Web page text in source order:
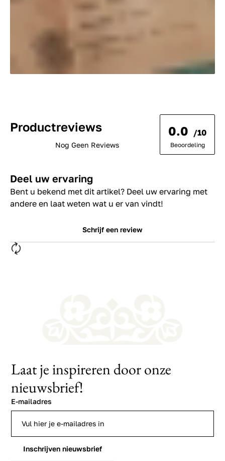
Productreviews
Nog Geen Reviews
0.0 /10
Beoordeling
Deel uw ervaring
Bent u bekend met dit artikel? Deel uw ervaring met
andere en laat weten wat u er van vindt!
Schrijf een review
Laat je inspireren door onze
nieuwsbrief!
E-mailadres
Inschrijven nieuwsbrief